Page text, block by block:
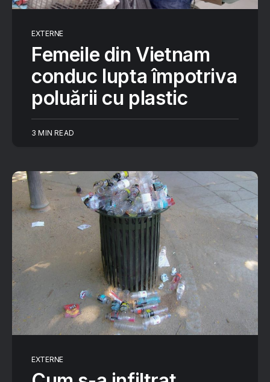
EXTERNE
Femeile din Vietnam
conduc lupta împotriva
poluării cu plastic
3 MIN READ
EXTERNE